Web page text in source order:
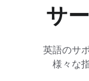
サ
英語のサ
様々な